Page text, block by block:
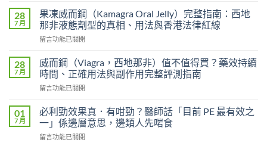
效
片
（Levifil
Super
效
果
持
多
久？〉
中
度
藍
P
必
吉
P-
force
使
者
真
評
28
7 月
果凍威而鋼（Kamagra Oral Jelly）完整指南：西地
那非液態劑型的真相、用法與香港法律紅線
在
凍
威
而
鋼
Oral
Jelly）
整
留言功能已關閉
28
7 月
威而鋼（Viagra，西地那非）值不值得買？藥效持續
時間、正確用法與副作用完整評測指南
在
而
鋼
（Viagra，
西
留言功能已關閉
01
7 月
必利勁效果真．有咁勁？醫師話「目前 PE 最有效之
一」係邊層意思，邊類人先啱食
在
留言功能已關閉